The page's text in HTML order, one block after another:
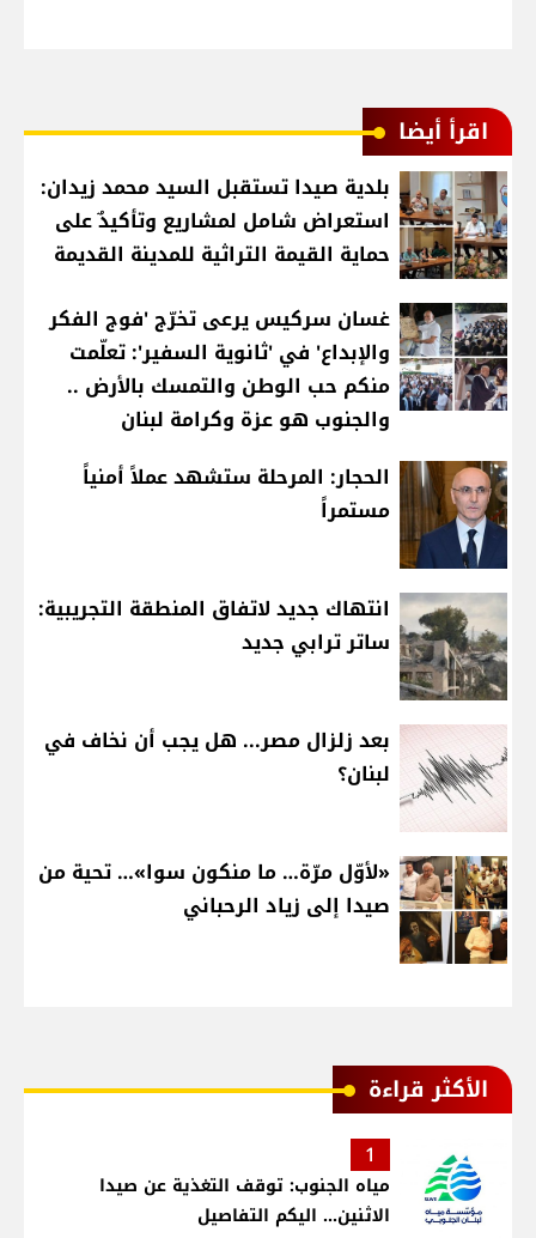
اقرأ أيضا
بلدية صيدا تستقبل السيد محمد زيدان:
استعراض شامل لمشاريع وتأكيدٌ على
حماية القيمة التراثية للمدينة القديمة
غسان سركيس يرعى تخرّج 'فوج الفكر
والإبداع' في 'ثانوية السفير': تعلّمت
منكم حب الوطن والتمسك بالأرض ..
والجنوب هو عزة وكرامة لبنان
الحجار: المرحلة ستشهد عملاً أمنياً
مستمراً
انتهاك جديد لاتفاق المنطقة التجريبية:
ساتر ترابي جديد
بعد زلزال مصر... هل يجب أن نخاف في
لبنان؟
«لأوّل مرّة… ما منكون سوا»… تحية من
صيدا إلى زياد الرحباني
الأكثر قراءة
1
مياه الجنوب: توقف التغذية عن صيدا
الاثنين... اليكم التفاصيل